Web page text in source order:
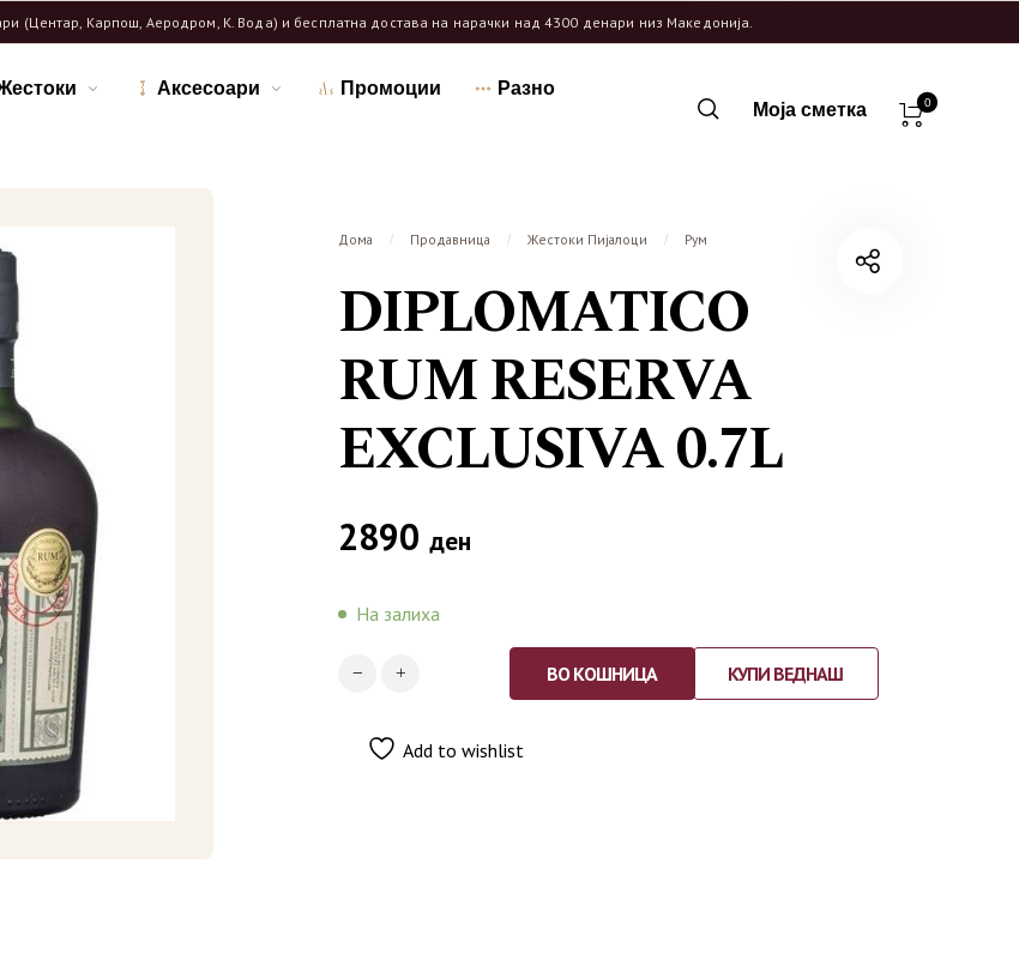
(Центар, Карпош, Аеродром, К. Вода) и бесплатна достава на нарачки над 4300 денари низ Македонија.
Аксесоари Промоции Разно
Моја сметка 0
Дома / Продавница / Жестоки Пијалоци / Рум
DIPLOMATICO
RUM RESERVA
EXCLUSIVA 0.7L
2890 ден
На залиха
ВО КОШНИЦА КУПИ ВЕДНАШ
Add to wishlist